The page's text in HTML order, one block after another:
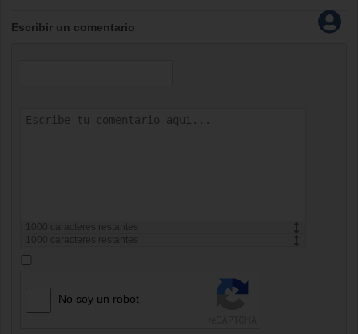
Escribir un comentario
caracteres restantes
caracteres restantes
No soy un robot